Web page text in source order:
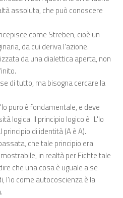
assoluta, che può conoscere
come Streben, cioè un
da cui deriva l'azione.
da una dialettica aperta, non
di tutto, ma bisogna cercare la
puro è fondamentale, e deve
logica. Il principio logico è "L'Io
di identità (A è A).
che tale principio era
in realtà per Fichte tale
che una cosa è uguale a se
l'io come autocoscienza è la